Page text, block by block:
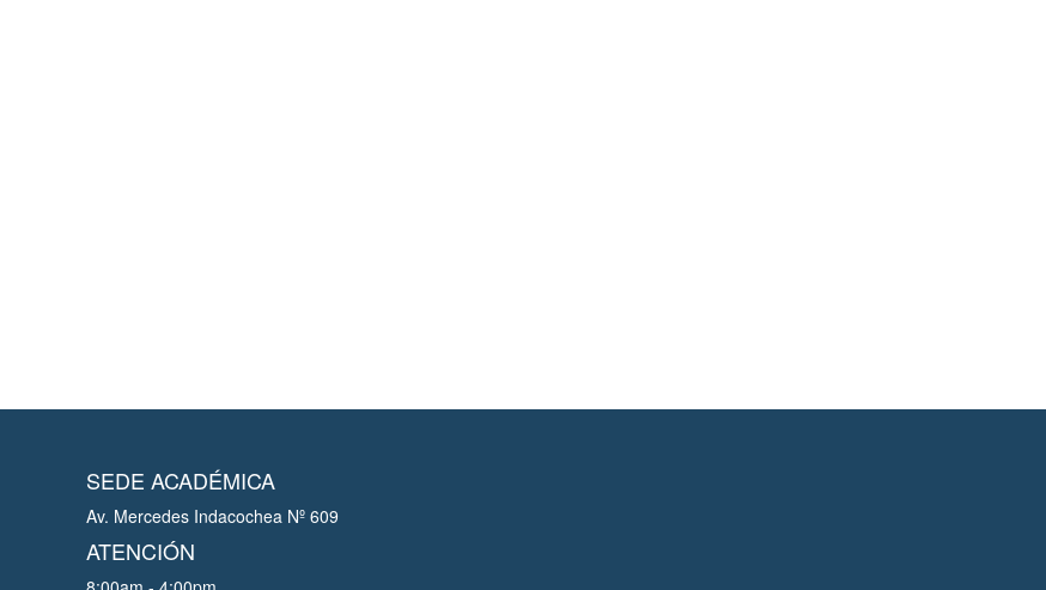
SEDE ACADÉMICA
Av. Mercedes Indacochea Nº 609
ATENCIÓN